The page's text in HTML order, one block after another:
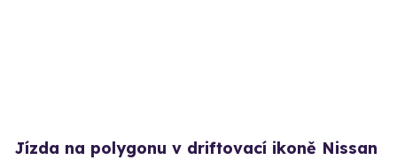
Jízda na polygonu v driftovací ikoně Nissan